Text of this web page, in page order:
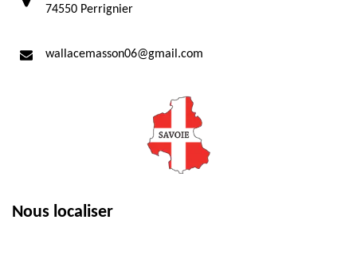
74550 Perrignier
wallacemasson06@gmail.com
Nous localiser